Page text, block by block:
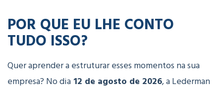
POR QUE EU LHE CONTO
TUDO ISSO?
Quer aprender a estruturar esses momentos na sua
empresa? No dia 12 de agosto de 2026, a Lederman